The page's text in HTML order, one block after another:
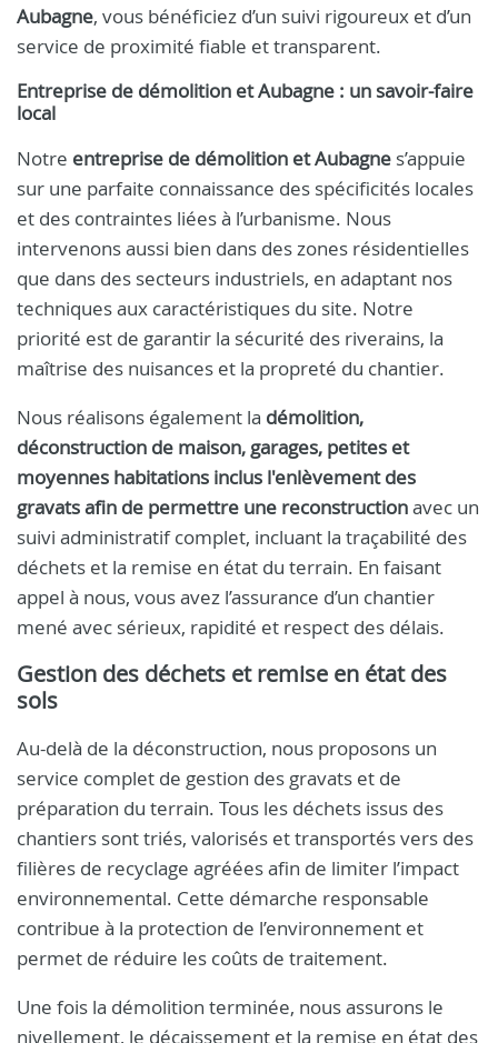
Aubagne, vous bénéficiez d’un suivi rigoureux et d’un
service de proximité fiable et transparent.
Entreprise de démolition et Aubagne : un savoir-faire
local
Notre entreprise de démolition et Aubagne s’appuie
sur une parfaite connaissance des spécificités locales
et des contraintes liées à l’urbanisme. Nous
intervenons aussi bien dans des zones résidentielles
que dans des secteurs industriels, en adaptant nos
techniques aux caractéristiques du site. Notre
priorité est de garantir la sécurité des riverains, la
maîtrise des nuisances et la propreté du chantier.
Nous réalisons également la démolition,
déconstruction de maison, garages, petites et
moyennes habitations inclus l'enlèvement des
gravats afin de permettre une reconstructionavec un
suivi administratif complet, incluant la traçabilité des
déchets et la remise en état du terrain. En faisant
appel à nous, vous avez l’assurance d’un chantier
mené avec sérieux, rapidité et respect des délais.
Gestion des déchets et remise en état des
sols
Au-delà de la déconstruction, nous proposons un
service complet de gestion des gravats et de
préparation du terrain. Tous les déchets issus des
chantiers sont triés, valorisés et transportés vers des
filières de recyclage agréées afin de limiter l’impact
environnemental. Cette démarche responsable
contribue à la protection de l’environnement et
permet de réduire les coûts de traitement.
Une fois la démolition terminée, nous assurons le
nivellement, le décaissement et la remise en état des